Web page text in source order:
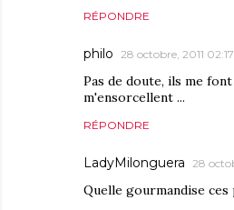
RÉPONDRE
philo 28 octobre, 2011 02:17
Pas de doute, ils me
m'ensorcellent ...
RÉPONDRE
LadyMilonguera 28
Quelle gourmandise